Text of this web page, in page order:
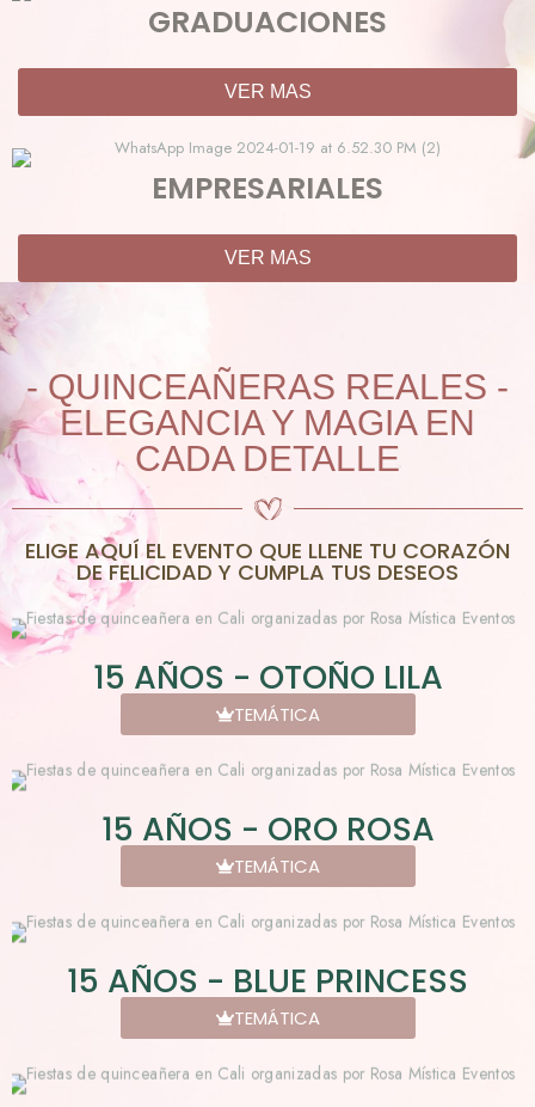
GRADUACIONES
VER MAS
EMPRESARIALES
VER MAS
- QUINCEAÑERAS REALES -
ELEGANCIA Y MAGIA EN
CADA DETALLE
ELIGE AQUÍ EL EVENTO QUE LLENE TU CORAZÓN
DE FELICIDAD Y CUMPLA TUS DESEOS
15 AÑOS - OTOÑO LILA
TEMÁTICA
15 AÑOS - ORO ROSA
TEMÁTICA
15 AÑOS - BLUE PRINCESS
TEMÁTICA